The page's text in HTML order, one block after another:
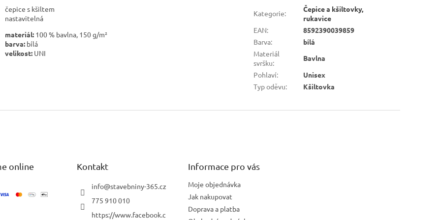
čepice s kšiltem
nastavitelná
materiál: 100 % bavlna, 150 g/m²
barva: bílá
velikost: UNI
Kategorie:
Čepice a kšiltovky,
rukavice
EAN:
8592390039859
Barva:
bílá
Materiál
svršku:
Bavlna
Pohlaví:
Unisex
Typ oděvu: Kšiltovka
online
Kontakt
info@stavebniny-365.cz
775 910 010
https://www.facebook.c
Informace pro vás
Moje objednávka
Jak nakupovat
Doprava a platba